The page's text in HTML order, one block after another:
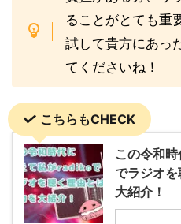
ることがとても重
試して貴方にあっ
てくださいね！
こちらもCHECK
この令和
でラジオ
大紹介！